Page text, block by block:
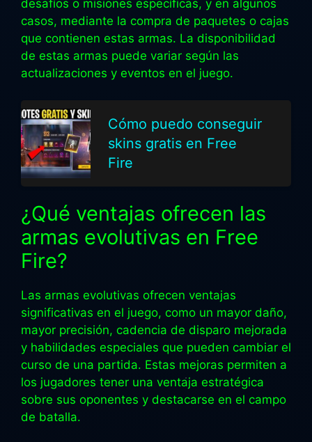
desafíos o misiones específicas, y en algunos
casos, mediante la compra de paquetes o cajas
que contienen estas armas. La disponibilidad
de estas armas puede variar según las
actualizaciones y eventos en el juego.
Cómo puedo conseguir
skins gratis en Free
Fire
¿Qué ventajas ofrecen las
armas evolutivas en Free
Fire?
Las armas evolutivas ofrecen ventajas
significativas en el juego, como un mayor daño,
mayor precisión, cadencia de disparo mejorada
y habilidades especiales que pueden cambiar el
curso de una partida. Estas mejoras permiten a
los jugadores tener una ventaja estratégica
sobre sus oponentes y destacarse en el campo
de batalla.